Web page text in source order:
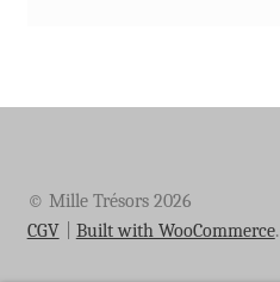
© Mille Trésors 2026
CGV
Built with WooCommerce.